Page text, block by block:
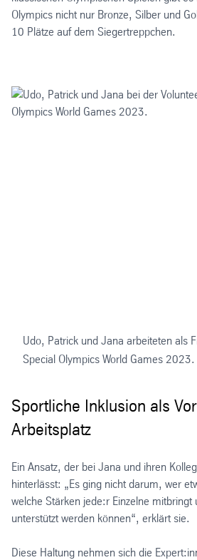
Olympics nicht nur Bronze, Silber und
10 Plätze auf dem Siegertreppchen.
Udo, Patrick und Jana arbeiteten als
Special Olympics World Games 2023.
Sportliche Inklusion als
Arbeitsplatz
Ein Ansatz, der bei Jana und ihren
hinterlässt: „Es ging nicht darum, wer
welche Stärken jede:r Einzelne mitbringt
unterstützt werden können“, erklärt sie.
Diese Haltung nehmen sich die